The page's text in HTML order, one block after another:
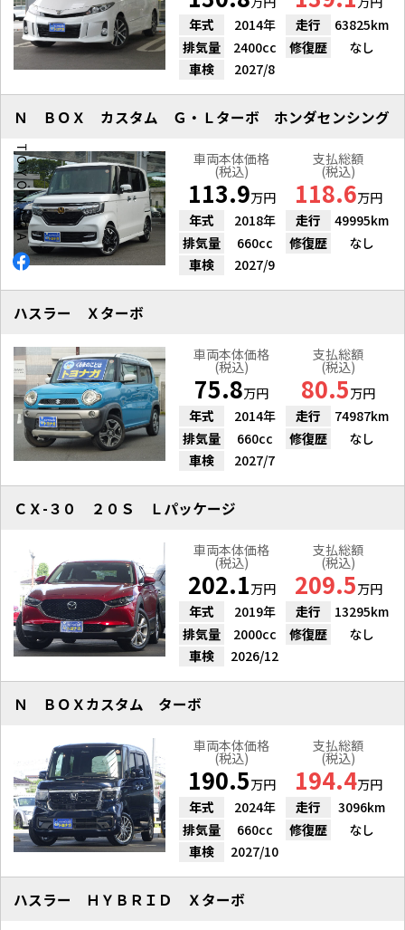
年式
2014年 走行
63825km
排気量
2400cc 修復歴
なし
車検
2027/8
Ｎ ＢＯＸ カスタム Ｇ・Ｌターボ ホンダセンシング
車両本体価格
(税込)
113.9万円
支払総額
(税込)
118.6万円
年式
2018年 走行
49995km
排気量
660cc 修復歴
なし
車検
2027/9
ハスラー Ｘターボ
車両本体価格
(税込)
75.8万円
支払総額
(税込)
80.5万円
年式
2014年 走行
74987km
排気量
660cc 修復歴
なし
車検
2027/7
ＣＸ-３０ ２０Ｓ Ｌパッケージ
車両本体価格
(税込)
202.1万円
支払総額
(税込)
209.5万円
年式
2019年 走行
13295km
排気量
2000cc 修復歴
なし
車検
2026/12
Ｎ ＢＯＸカスタム ターボ
車両本体価格
(税込)
190.5万円
支払総額
(税込)
194.4万円
年式
2024年 走行
3096km
排気量
660cc 修復歴
なし
車検
2027/10
ハスラー ＨＹＢＲＩＤ Ｘターボ